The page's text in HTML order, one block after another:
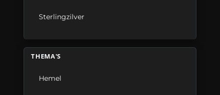
Sterlingzilver
THEMA'S
Hemel